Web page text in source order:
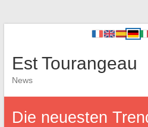
Est Tourangeau
News
Die neuesten